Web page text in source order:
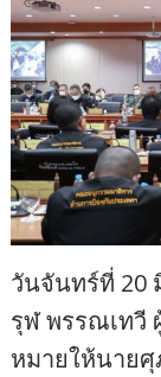
วันจันทร์ที่ 20
รุฬ พรรณเทวี
หมายให้นาย